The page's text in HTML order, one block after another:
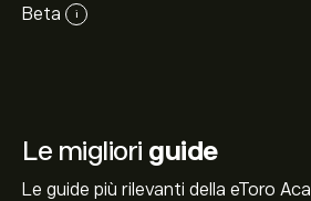
Beta i
Le migliori guide
Le guide più rilevanti della eToro